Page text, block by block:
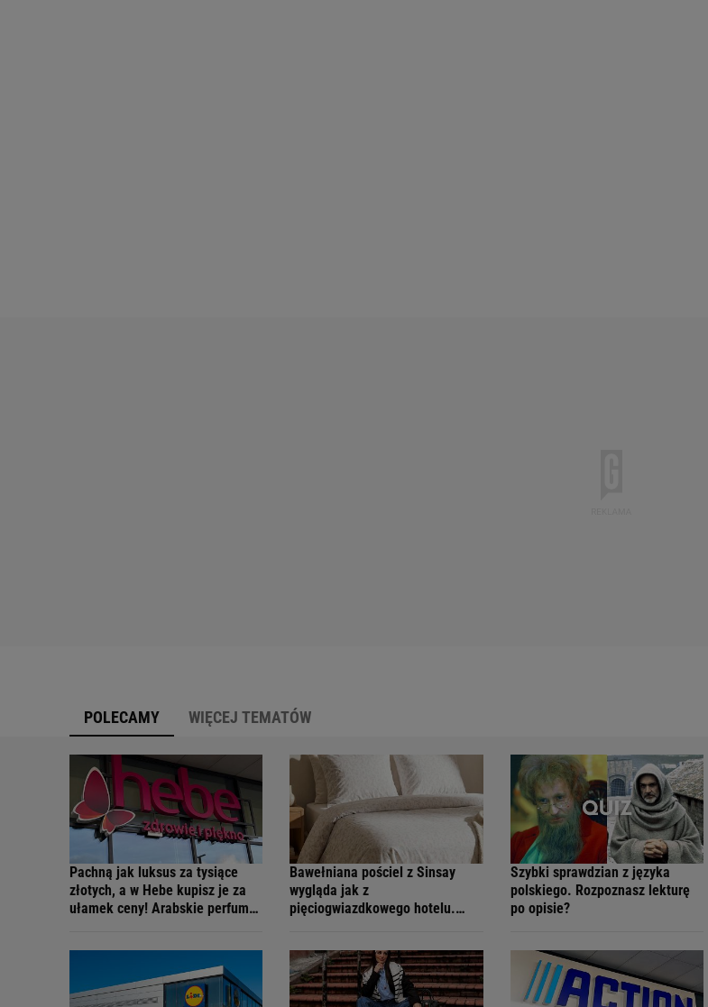
POLECAMY WIĘCEJ TEMATÓW
Pachną jak luksus za tysiące
złotych, a w Hebe kupisz je za
ułamek ceny! Arabskie perfumy
Bawełniana pościel z Sinsay
wygląda jak z
pięciogwiazdkowego hotelu.
Szybki sprawdzian z języka
polskiego. Rozpoznasz lekturę
po opisie?